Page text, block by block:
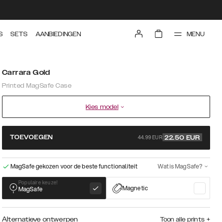
SETS AANBIEDINGEN MENU
Carrara Gold
Printed MagSafe Case
Kies model
TOEVOEGEN 44.99 EUR 22.50 EUR
MagSafe gekozen voor de beste functionaliteit Wat is MagSafe?
Populaire keuze!
MagSafe Magnetic
Alternatieve ontwerpen Toon alle prints +